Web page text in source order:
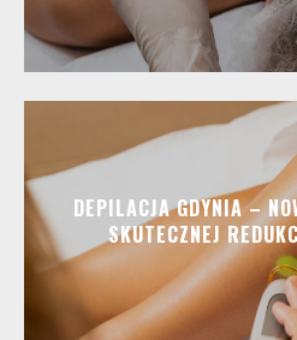
DEPILACJA GDYNIA –
SKUTECZNEJ